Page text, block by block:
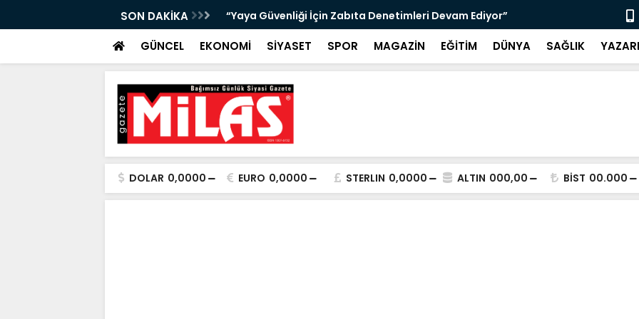
SON DAKİKA
Denetimleri Devam Ediyor” "Bir Sonraki Yangını Bugün Önleyebiliriz" Çağrısı Selahattin
GÜNCEL EKONOMİ SİYASET SPOR MAGAZİN EĞİTİM DÜNYA SAĞLIK
DOLAR 0,0000 EURO 0,0000 STERLIN 0,0000 ALTIN 000,00 BİST 00.000